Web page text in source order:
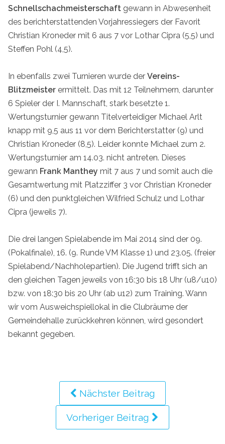
Schnellschachmeisterschaft gewann in Abwesenheit
des berichterstattenden Vorjahressiegers der Favorit
Christian Kroneder mit 6 aus 7 vor Lothar Cipra (5,5) und
Steffen Pohl (4,5).
In ebenfalls zwei Turnieren wurde der Vereins-
Blitzmeister ermittelt. Das mit 12 Teilnehmern, darunter
6 Spieler der I. Mannschaft, stark besetzte 1.
Wertungsturnier gewann Titelverteidiger Michael Arlt
knapp mit 9,5 aus 11 vor dem Berichterstatter (9) und
Christian Kroneder (8,5). Leider konnte Michael zum 2.
Wertungsturnier am 14.03. nicht antreten. Dieses
gewann Frank Manthey mit 7 aus 7 und somit auch die
Gesamtwertung mit Platzziffer 3 vor Christian Kroneder
(6) und den punktgleichen Wilfried Schulz und Lothar
Cipra (jeweils 7).
Die drei langen Spielabende im Mai 2014 sind der 09.
(Pokalfinale), 16. (9. Runde VM Klasse 1) und 23.05. (freier
Spielabend/Nachholepartien). Die Jugend trifft sich an
den gleichen Tagen jeweils von 16:30 bis 18 Uhr (u8/u10)
bzw. von 18:30 bis 20 Uhr (ab u12) zum Training. Wann
wir vom Ausweichspiellokal in die Clubräume der
Gemeindehalle zurückkehren können, wird gesondert
bekannt gegeben.
Nächster Beitrag
Vorheriger Beitrag